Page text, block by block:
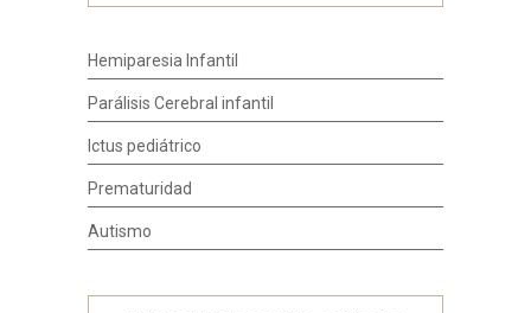
Hemiparesia Infantil
Parálisis Cerebral infantil
Ictus pediátrico
Prematuridad
Autismo